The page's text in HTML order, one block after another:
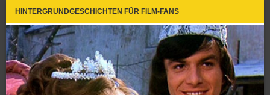
HINTERGRUNDGESCHICHTEN FÜR FILM-FANS